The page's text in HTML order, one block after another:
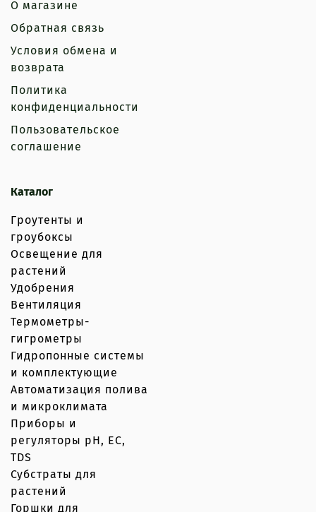
О магазине
Обратная связь
Условия обмена и
возврата
Политика
конфиденциальности
Пользовательское
соглашение
Каталог
Гроутенты и
гроубоксы
Освещение для
растений
Удобрения
Вентиляция
Термометры-
гигрометры
Гидропонные системы
и комплектующие
Автоматизация полива
и микроклимата
Приборы и
регуляторы рН, EC,
TDS
Субстраты для
растений
Горшки для